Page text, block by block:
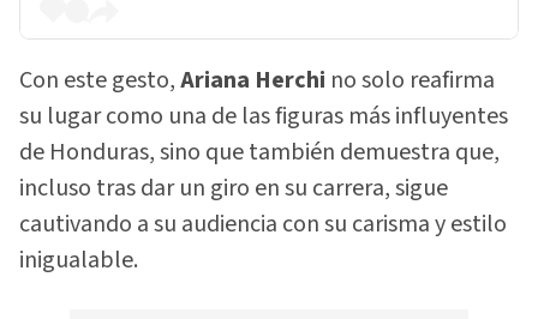
Con este gesto,Ariana Herchi no solo reafirma
su lugar como una de las figuras más influyentes
de Honduras, sino que también demuestra que,
incluso tras dar un giro en su carrera, sigue
cautivando a su audiencia con su carisma y estilo
inigualable.